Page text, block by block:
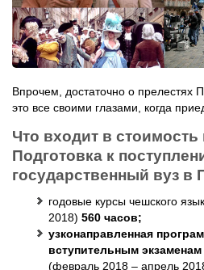
Впрочем, достаточно о прелестях
это все своими глазами, когда
Что входит в
Подготовка к
государственный вуз в
годовые курсы чешского
2018) 560 часов;
узконаправленная
вступительным
(февраль 2018 – апрель